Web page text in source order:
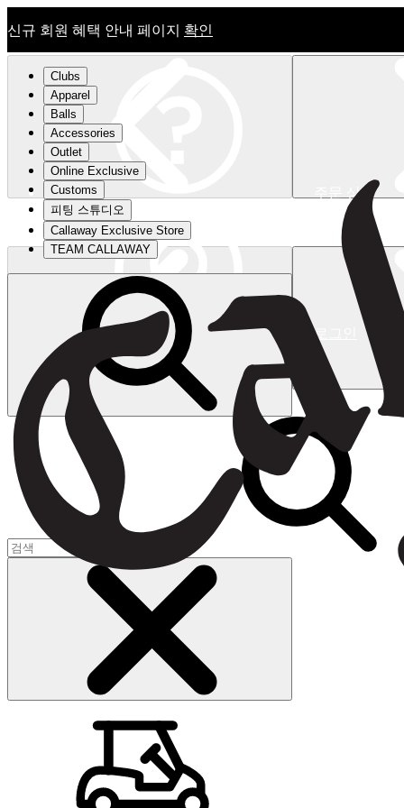
신규 회원 혜택 안내 페이지 확인
신규 회원 혜택 안내 페이지확인
주문 상태
로그인
장바구니
Clubs
Apparel
Balls
Accessories
Outlet
Online Exclusive
Customs
피팅 스튜디오
Callaway Exclusive Store
TEAM CALLAWAY